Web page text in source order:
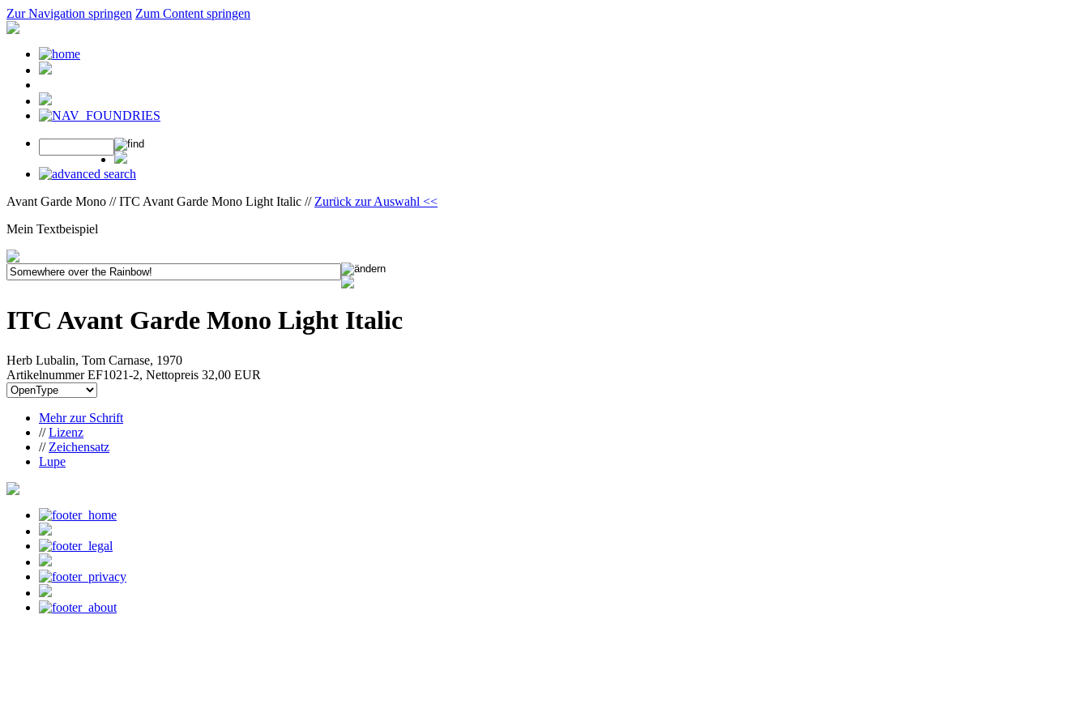
Zur Navigation springen Zum Content springen
Avant Garde Mono // ITC Avant Garde Mono Light Italic // Zurück zur Auswahl <<
Mein Textbeispiel
ITC Avant Garde Mono Light Italic
Herb Lubalin, Tom Carnase, 1970
Artikelnummer EF1021-2, Nettopreis 32,00 EUR
Mehr zur Schrift
//Lizenz
// Zeichensatz
Lupe